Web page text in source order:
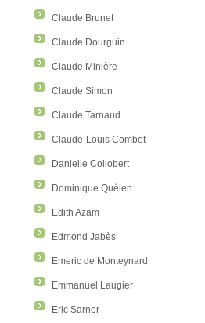
Claude Brunet
Claude Dourguin
Claude Minière
Claude Simon
Claude Tarnaud
Claude-Louis Combet
Danielle Collobert
Dominique Quélen
Edith Azam
Edmond Jabès
Emeric de Monteynard
Emmanuel Laugier
Eric Sarner